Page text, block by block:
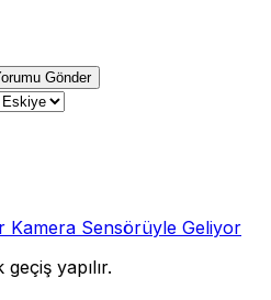
Gönder
Kamera Sensörüyle Geliyor
yapılır.